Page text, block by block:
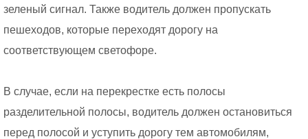
зеленый сигнал. Также водитель должен пропускать
пешеходов, которые переходят дорогу на
соответствующем светофоре.
В случае, если на перекрестке есть полосы
разделительной полосы, водитель должен остановиться
перед полосой и уступить дорогу тем автомобилям,